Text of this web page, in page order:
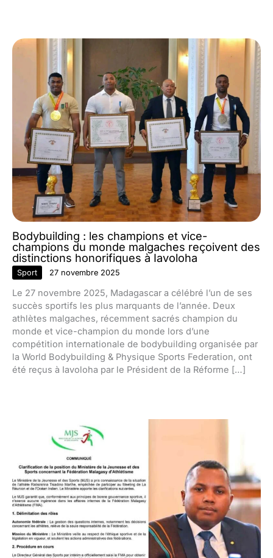
Bodybuilding : les champions et vice-
champions du monde malgaches reçoivent des
distinctions honorifiques à Iavoloha
Sport 27 novembre 2025
Le 27 novembre 2025, Madagascar a célébré l’un de ses
succès sportifs les plus marquants de l’année. Deux
athlètes malgaches, récemment sacrés champion du
monde et vice-champion du monde lors d’une
compétition internationale de bodybuilding organisée par
la World Bodybuilding & Physique Sports Federation, ont
été reçus à Iavoloha par le Président de la Réforme […]